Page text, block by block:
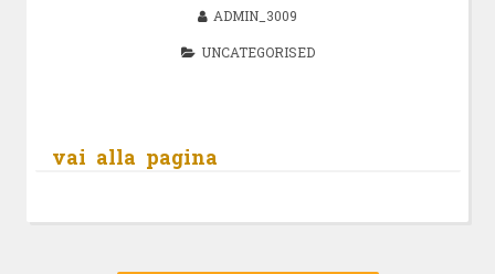
ADMIN_3009
UNCATEGORISED
vai alla pagina